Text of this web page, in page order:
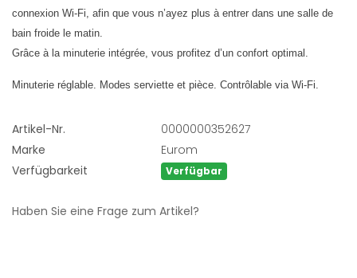
connexion Wi-Fi, afin que vous n’ayez plus à entrer dans une salle de
bain froide le matin.
Grâce à la minuterie intégrée, vous profitez d’un confort optimal.
Minuterie réglable. Modes serviette et pièce. Contrôlable via Wi-Fi.
Artikel-Nr.
0000000352627
Marke
Eurom
Verfügbarkeit
Verfügbar
Haben Sie eine Frage zum Artikel?